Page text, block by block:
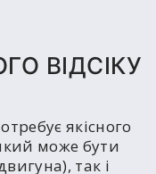
ВІДСІКУ
якісного
може бути
так і